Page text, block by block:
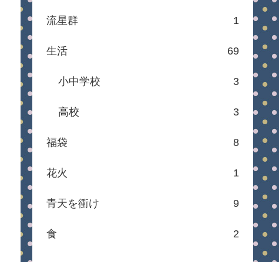
流星群 1
生活 69
小中学校 3
高校 3
福袋 8
花火 1
青天を衝け 9
食 2